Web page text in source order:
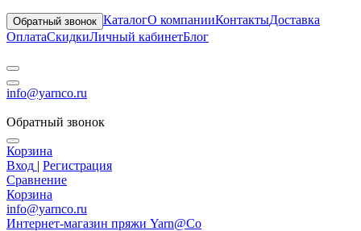
Обратный звонок КаталогО компанииКонтактыДоставка
ОплатаСкидкиЛичный кабинетБлог
info@yarnco.ru
Обратный звонок
Корзина
Вход | Регистрация
Сравнение
Корзина
info@yarnco.ru
Интернет-магазин пряжи Yarn@Co